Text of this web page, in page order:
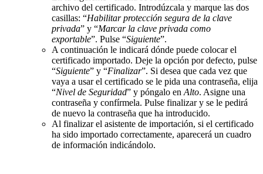
archivo del certificado. Introdúzcala y marque las dos
casillas: “Habilitar protección segura de la clave
privada” y “Marcar la clave privada como
exportable”. Pulse “Siguiente”.
A continuación le indicará dónde puede colocar el
certificado importado. Deje la opción por defecto, pulse
“Siguiente” y “Finalizar”. Si desea que cada vez que
vaya a usar el certificado se le pida una contraseña, elija
“Nivel de Seguridad” y póngalo en Alto. Asigne una
contraseña y confírmela. Pulse finalizar y se le pedirá
de nuevo la contraseña que ha introducido.
Al finalizar el asistente de importación, si el certificado
ha sido importado correctamente, aparecerá un cuadro
de información indicándolo.